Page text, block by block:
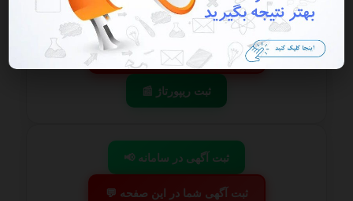
📢 ثبت آگهی در سامانه
💬 ثبت آگهی شما در این صفحه
📰 ثبت ریپورتاژ
📢 ثبت آگهی در سامانه
💬 ثبت آگهی شما در این صفحه